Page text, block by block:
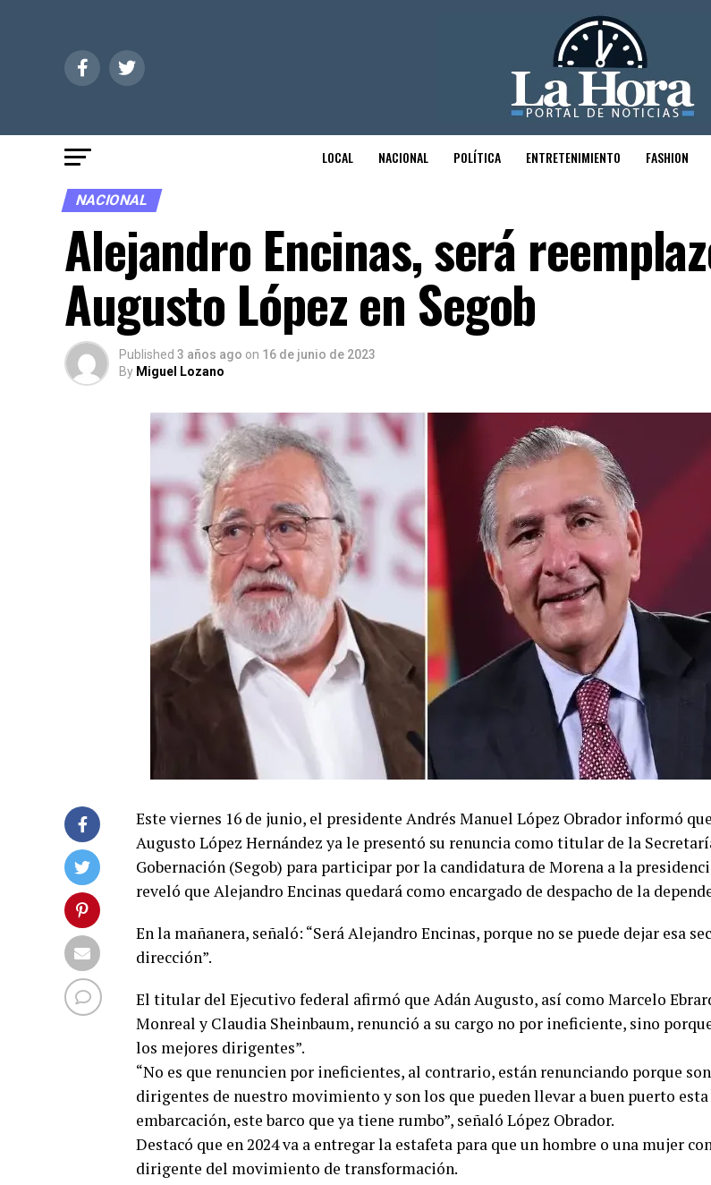
LOCAL NACIONAL POLÍTICA ENTRETENIMIENTO FASHION
NACIONAL
Alejandro Encinas, será
Augusto López en Segob
Published 3 años ago on 16 de junio de 2023
By Miguel Lozano
Este viernes 16 de junio, el presidente Andrés Manuel López Obrador informó
Augusto López Hernández ya le presentó su renuncia como titular de la
Gobernación (Segob) para participar por la candidatura de Morena a la
reveló que Alejandro Encinas quedará como encargado de despacho de la
En la mañanera, señaló: “Será Alejandro Encinas, porque no se puede dejar esa
dirección”.
El titular del Ejecutivo federal afirmó que Adán Augusto, así como Marcelo
Monreal y Claudia Sheinbaum, renunció a su cargo no por ineficiente, sino
los mejores dirigentes”.
“No es que renuncien por ineficientes, al contrario, están renunciando porque
dirigentes de nuestro movimiento y son los que pueden llevar a buen puerto esta
embarcación, este barco que ya tiene rumbo”, señaló López Obrador.
Destacó que en 2024 va a entregar la estafeta para que un hombre o una mujer
dirigente del movimiento de transformación.